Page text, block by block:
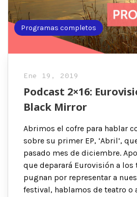
Programas completos
Ene 19, 2019
Podcast 2×16:
Black Mirror
Abrimos el cofre para hablar
sobre su primer EP, ‘Abril’,
pasado mes de diciembre.
que deparará Eurovisión a los
pugnan por representar a
festival, hablamos de teatro o